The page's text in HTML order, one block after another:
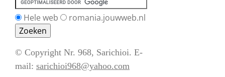
Hele web romania.jouwweb.nl
© Copyright Nr. 968, Sarichioi. E-
mail: sarichioi968@yahoo.com